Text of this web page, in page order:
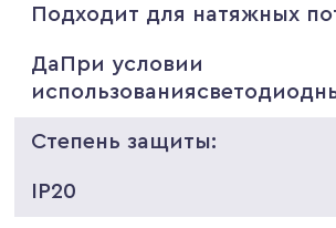
Подходит для натяжных
ДаПри условии
Степень защиты:
IP20